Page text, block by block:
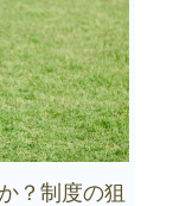
？制度の狙